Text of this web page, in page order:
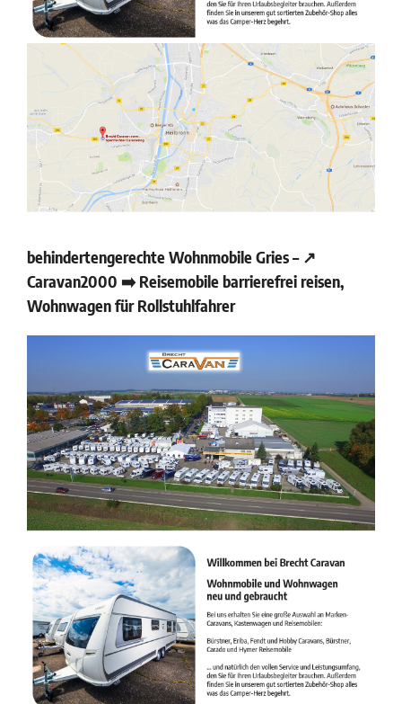
behindertengerechte Wohnmobile Gries – ↗️
Caravan2000 ➡️ Reisemobile barrierefrei reisen,
Wohnwagen für Rollstuhlfahrer